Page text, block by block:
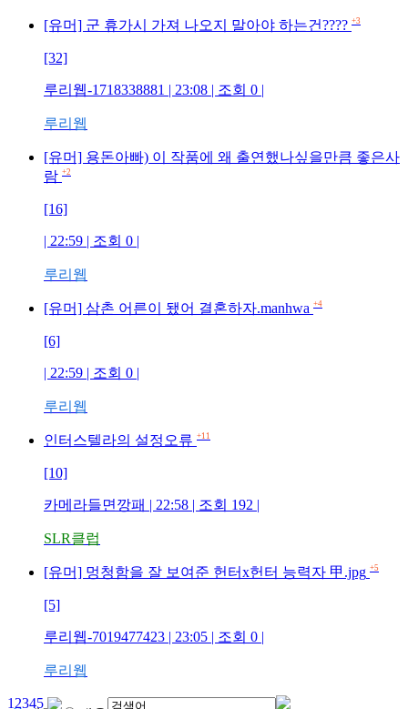
[유머] 군 휴가시 가져 나오지 말아야 하는건???? +3
[32]
루리웹-1718338881 | 23:08 | 조회 0 |
루리웹
[유머] 용돈아빠) 이 작품에 왜 출연했나싶을만큼 좋은사
람 +2
[16]
| 22:59 | 조회 0 |
루리웹
[유머] 삼촌 어른이 됐어 결혼하자.manhwa +4
[6]
| 22:59 | 조회 0 |
루리웹
인터스텔라의 설정오류 +11
[10]
카메라들면깡패 | 22:58 | 조회 192 |
SLR클럽
[유머] 멍청함을 잘 보여준 헌터x헌터 능력자 甲.jpg +5
[5]
루리웹-7019477423 | 23:05 | 조회 0 |
루리웹
1 2345